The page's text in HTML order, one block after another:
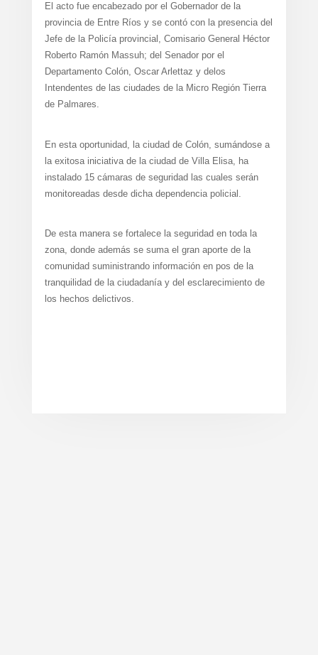
El acto fue encabezado por el Gobernador de la
provincia de Entre Ríos y se contó con la presencia del
Jefe de la Policía provincial, Comisario General Héctor
Roberto Ramón Massuh; del Senador por el
Departamento Colón, Oscar Arlettaz y delos
Intendentes de las ciudades de la Micro Región Tierra
de Palmares.
En esta oportunidad, la ciudad de Colón, sumándose a
la exitosa iniciativa de la ciudad de Villa Elisa, ha
instalado 15 cámaras de seguridad las cuales serán
monitoreadas desde dicha dependencia policial.
De esta manera se fortalece la seguridad en toda la
zona, donde además se suma el gran aporte de la
comunidad suministrando información en pos de la
tranquilidad de la ciudadanía y del esclarecimiento de
los hechos delictivos.